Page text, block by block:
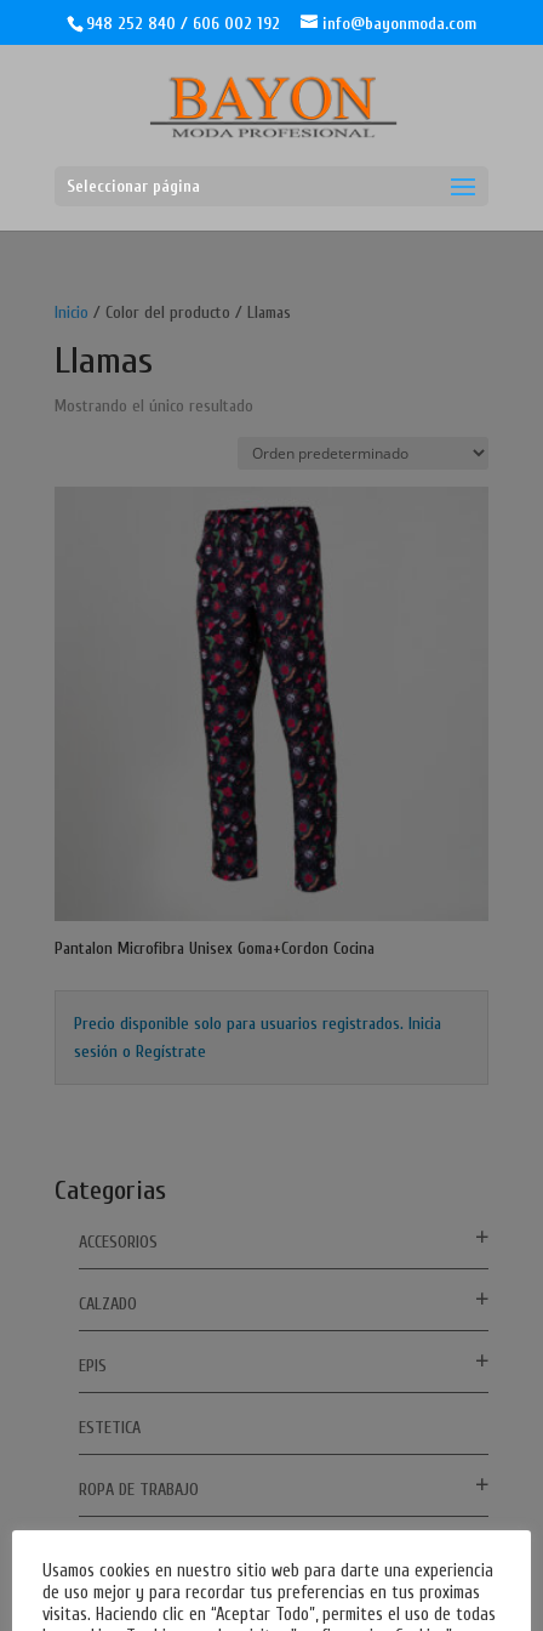
948 252 840 / 606 002 192 info@bayonmoda.com
Seleccionar página
Inicio / Color del producto / Llamas
Llamas
Mostrando el único resultado
Pantalon Microfibra Unisex Goma+Cordon Cocina
Precio disponible solo para usuarios registrados. Inicia
sesión o Regístrate
Categorias
ACCESORIOS
CALZADO
EPIS
ESTETICA
ROPA DE TRABAJO
Tu compra
Usamos cookies en nuestro sitio web para darte una experiencia
de uso mejor y para recordar tus preferencias en tus proximas
visitas. Haciendo clic en “Aceptar Todo”, permites el uso de todas